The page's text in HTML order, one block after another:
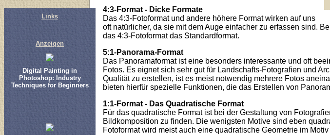
Links
Anzeigen
Digital Painting in
Photoshop: Industry
Techniques for Beginners
4:3-Format - Dicke Formate
Das 4:3-Fotoformat und andere höhere Format wirken auf uns
oft natürlicher, da sie mit dem Auge einfacher zu erfassen sind.
das 4:3-Fotoformat das Standardformat.
5:1-Panorama-Format
Das Panoramaformat ist eine besonders interessante und oft
Fotos. Es eignet sich sehr gut für Landschafts-Fotografien und
Qualität zu erstellen, ist es meist notwendig mehrere Fotos
bieten hierfür spezielle Funktionen, die das Erstellen von
1:1-Format - Das Quadratische Format
Für das quadratische Format ist bei der Gestaltung von
Bildkomposition zu finden. Die wenigsten Motive sind eben
Fotoformat wird meist auch eine quadratische Geometrie im Motiv